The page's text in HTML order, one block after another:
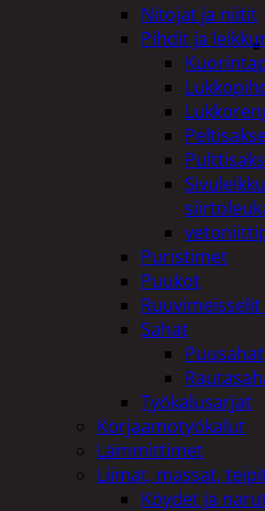
Nitojat ja niitit
Pihdit ja
Puristimet
Puukot
Sahat
Puusahat
Työkalusarjat
Korjaamotyökalut
Lämmittimet
Liimat, massat,
Köydet ja